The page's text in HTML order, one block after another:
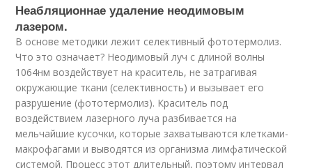
Неабляционнае удаление неодимовым
лазером.
В основе методики лежит селективный фототермолиз.
Что это означает? Неодимовый луч с длиной волны
1064нм воздействует на краситель, не затрагивая
окружающие ткани (селективность) и вызывает его
разрушение (фототермолиз). Краситель под
воздействием лазерного луча разбивается на
мельчайшие кусочки, которые захватываются клетками-
макрофагами и выводятся из организма лимфатической
системой. Процесс этот длительный, поэтому интервал